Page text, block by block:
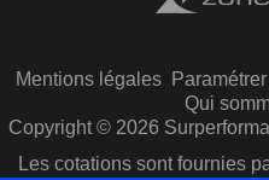
Mentions légales
Qui
Copyright © 2026
Les cotations sont fournies